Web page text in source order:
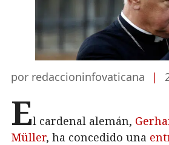
por redaccioninfovaticana |
El cardenal alemán,
Müller, ha concedido una